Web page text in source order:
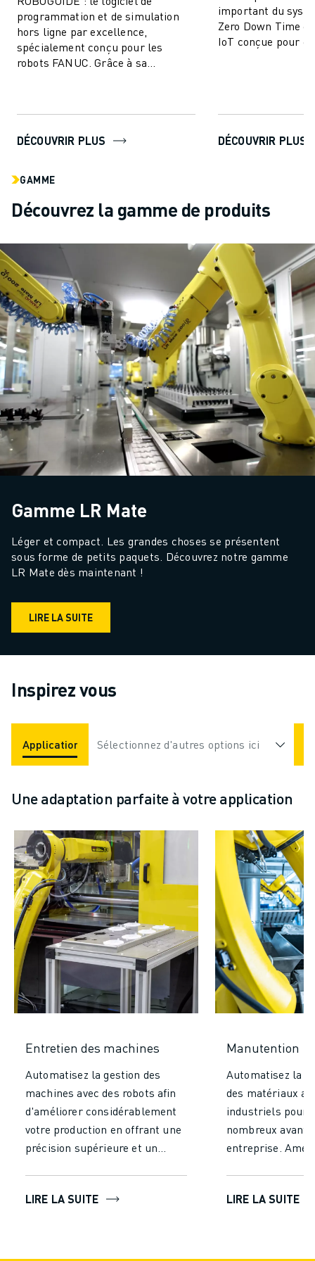
programmation et de simulation
hors ligne par excellence,
spécialement conçu pour les
robots FANUC. Grâce à sa
DÉCOUVRIR PLUS
important du
Zero Down Time
IoT conçue pour
DÉCOUVRIR PLUS
GAMME
Découvrez la gamme de produits
Gamme LR Mate
Léger et compact. Les grandes choses se présentent
sous forme de petits paquets. Découvrez notre gamme
LR Mate dès maintenant !
LIRE LA SUITE
Inspirez vous
Applications Industries
Sélectionnez d'autres options ici
Une adaptation parfaite à votre application
Entretien des machines
Automatisez la gestion des
machines avec des robots afin
d'améliorer considérablement
votre production en offrant une
précision supérieure et un
manuelle. Augmentez
les coûts de main-d'œuvre et
LIRE LA SUITE
Manutention
Automatisez la
des matériaux
industriels pour
nombreux
entreprise.
en réduisant le
les robots
LIRE LA SUITE